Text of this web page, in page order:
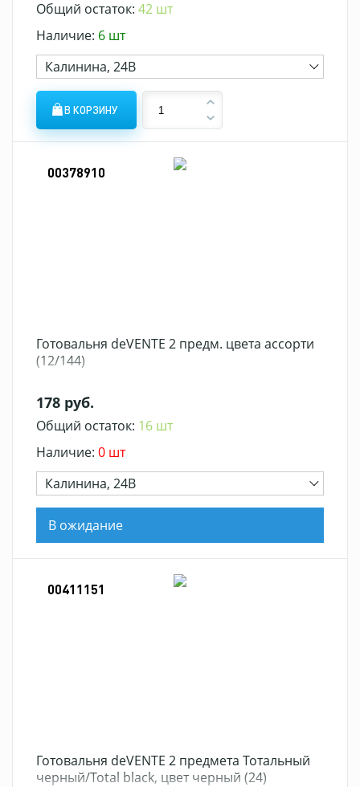
Общий остаток: 42 шт
Наличие: 6 шт
Калинина, 24В
В КОРЗИНУ
00378910
Готовальня deVENTE 2 предм. цвета ассорти
(12/144)
178 руб.
Общий остаток: 16 шт
Наличие: 0 шт
Калинина, 24В
В ожидание
00411151
Готовальня deVENTE 2 предмета Тотальный
черный/Total black, цвет черный (24)